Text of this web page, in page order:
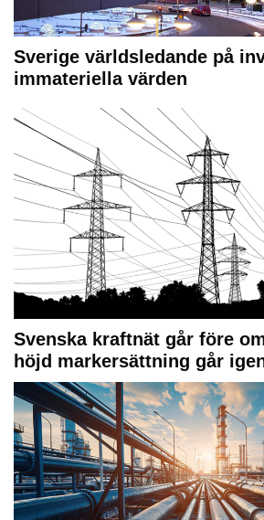
Sverige världsledande på
immateriella värden
Svenska kraftnät går före
höjd markersättning går